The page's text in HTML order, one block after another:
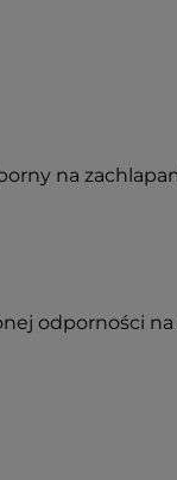
na
odporności